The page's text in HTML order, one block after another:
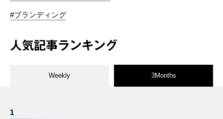
#ブランディング
人気記事ランキング
Weekly 3Months
1